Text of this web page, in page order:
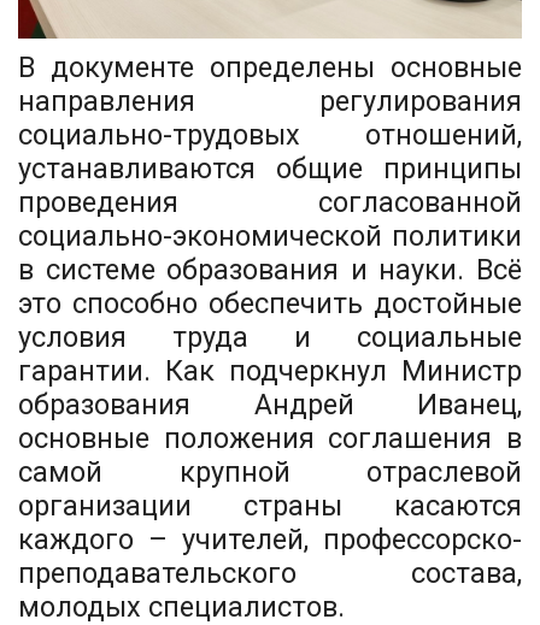
В документе определены основные
направления регулирования
социально-трудовых отношений,
устанавливаются общие принципы
проведения согласованной
социально-экономической политики
в системе образования и науки. Всё
это способно обеспечить достойные
условия труда и социальные
гарантии. Как подчеркнул Министр
образования Андрей Иванец,
основные положения соглашения в
самой крупной отраслевой
организации страны касаются
каждого – учителей, профессорско-
преподавательского состава,
молодых специалистов.